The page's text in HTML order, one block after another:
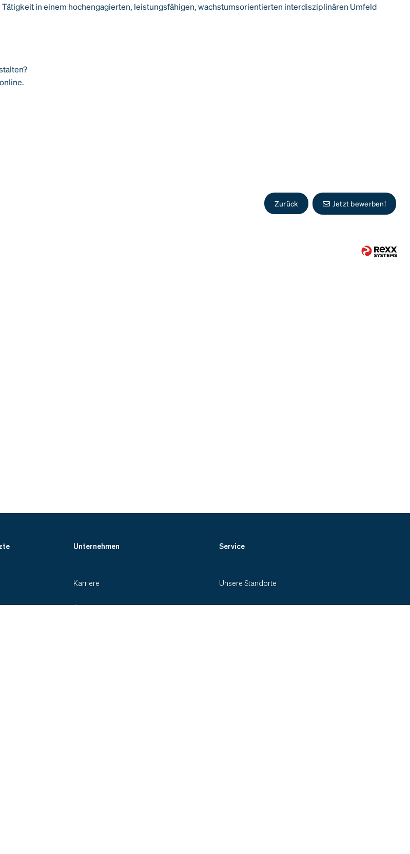
in einem hochengagierten, leistungsfähigen, wachstumsorientierten interdisziplinären Umfeld
Zurück Jetzt bewerben!
Unternehmen
Karriere
Über Evidia
Service
Unsere Standorte
Kontakt